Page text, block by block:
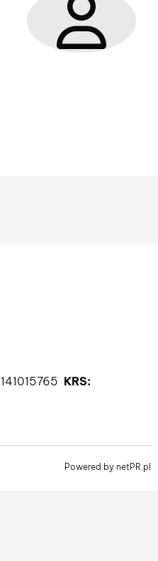
141015765 KRS:
Powered by netPR.pl